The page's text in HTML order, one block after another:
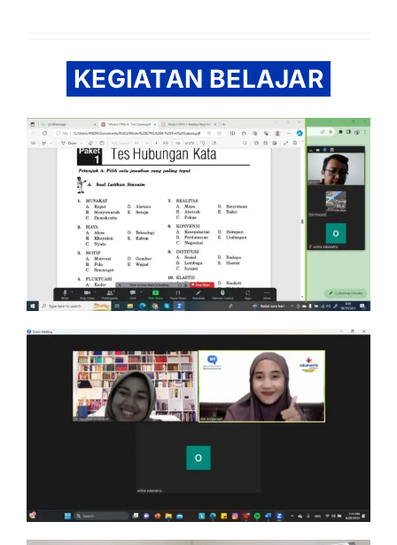
KEGIATAN BELAJAR